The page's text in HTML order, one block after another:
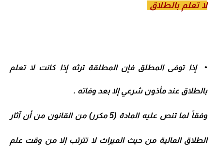
لا تعلم بالطلاق
• إذا توفى المطلق فإن المطلقة ترثه إذا كانت لا تعلم
بالطلاق عند مأذون شرعي إلا بعد وفاته .
وفقاً لما تنص عليه المادة (5 مكرر) من القانون من أن آثار
الطلاق المالية من حيث الميراث لا تترتب إلا من وقت علم